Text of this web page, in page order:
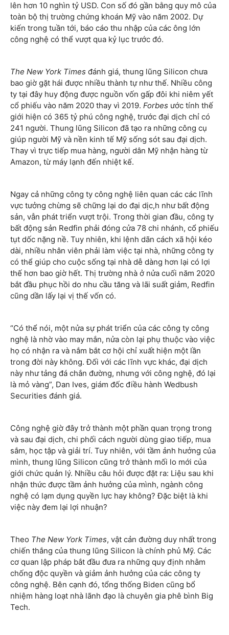
lên hơn 10 nghìn tỷ USD. Con số đó gần bằng quy mô của
toàn bộ thị trường chứng khoán Mỹ vào năm 2002. Dự
kiến trong tuần tới, báo cáo thu nhập của các ông lớn
công nghệ có thể vượt qua kỷ lục trước đó.
The New York Times đánh giá, thung lũng Silicon chưa
bao giờ gặt hái được nhiều thành tự như thế. Nhiều công
ty tại đây huy động được nguồn vốn gấp đôi khi niêm yết
cổ phiếu vào năm 2020 thay vì 2019. Forbes ước tính thế
giới hiện có 365 tỷ phú công nghệ, trước đại dịch chỉ có
241 người. Thung lũng Silicon đã tạo ra những công cụ
giúp người Mỹ và nền kinh tế Mỹ sống sót sau đại dịch.
Thay vì trực tiếp mua hàng, người dân Mỹ nhận hàng từ
Amazon, từ máy lạnh đến nhiệt kế.
Ngay cả những công ty công nghệ liên quan các các lĩnh
vực tưởng chừng sẽ chững lại do đại dịc,h như bất động
sản, vẫn phát triển vượt trội. Trong thời gian đầu, công ty
bất động sản Redfin phải đóng cửa 78 chi nhánh, cổ phiếu
tụt dốc nặng nề. Tuy nhiên, khi lệnh dãn cách xã hội kéo
dài, nhiều nhân viên phải làm việc tại nhà, những công ty
có thể giúp cho cuộc sống tại nhà dễ dàng hơn lại có lợi
thế hơn bao giờ hết. Thị trường nhà ở nửa cuối năm 2020
bắt đầu phục hồi do nhu cầu tăng và lãi suất giảm, Redfin
cũng dần lấy lại vị thế vốn có.
“Có thể nói, một nửa sự phát triển của các công ty công
nghệ là nhờ vào may mắn, nửa còn lại phụ thuộc vào việc
họ có nhận ra và nắm bắt cơ hội chỉ xuất hiện một lần
trong đời này không. Đối với các lĩnh vực khác, đại dịch
này như tảng đá chắn đường, nhưng với công nghệ, đó lại
là mỏ vàng”, Dan Ives, giám đốc điều hành Wedbush
Securities đánh giá.
Công nghệ giờ đây trở thành một phần quan trọng trong
và sau đại dịch, chi phối cách người dùng giao tiếp, mua
sắm, học tập và giải trí. Tuy nhiên, với tầm ảnh hưởng của
mình, thung lũng Silicon cũng trở thành mối lo mới của
giới chức quản lý. Nhiều câu hỏi được đặt ra: Liệu sau khi
nhận thức được tầm ảnh hưởng của mình, ngành công
nghệ có lạm dụng quyền lực hay không? Đặc biệt là khi
việc này đem lại lợi nhuận?
Theo The New York Times, vật cản đường duy nhất trong
chiến thắng của thung lũng Silicon là chính phủ Mỹ. Các
cơ quan lập pháp bắt đầu đưa ra những quy định nhằm
chống độc quyền và giảm ảnh hưởng của các công ty
công nghệ. Bên cạnh đó, tổng thống Biden cũng bổ
nhiệm hàng loạt nhà lãnh đạo là chuyên gia phê bình Big
Tech.